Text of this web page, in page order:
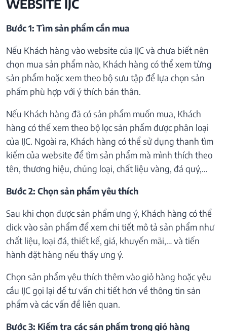
WEBSITE IJC
Bước 1: Tìm sản phẩm cần mua
Nếu Khách hàng vào website của IJC và chưa biết nên
chọn mua sản phẩm nào, Khách hàng có thể xem từng
sản phẩm hoặc xem theo bộ sưu tập để lựa chọn sản
phẩm phù hợp với ý thích bản thân.
Nếu Khách hàng đã có sản phẩm muốn mua, Khách
hàng có thể xem theo bộ lọc sản phẩm được phân loại
của IJC. Ngoài ra, Khách hàng có thể sử dụng thanh tìm
kiếm của website để tìm sản phẩm mà mình thích theo
tên, thương hiệu, chủng loại, chất liệu vàng, đá quý,…
Bước 2: Chọn sản phẩm yêu thích
Sau khi chọn được sản phẩm ưng ý, Khách hàng có thể
click vào sản phẩm để xem chi tiết mô tả sản phẩm như
chất liệu, loại đá, thiết kế, giá, khuyến mãi,… và tiến
hành đặt hàng nếu thấy ưng ý.
Chọn sản phẩm yêu thích thêm vào giỏ hàng hoặc yêu
cầu IJC gọi lại để tư vấn chi tiết hơn về thông tin sản
phẩm và các vấn đề liên quan.
Bước 3: Kiểm tra các sản phẩm trong giỏ hàng